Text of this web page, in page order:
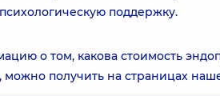
поддержку.
о том, какова стоимость
можно получить на страницах